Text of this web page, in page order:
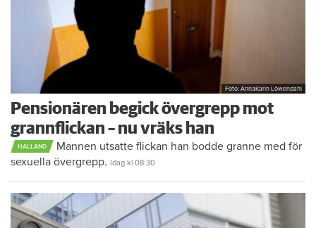
Foto: AnnaKarin Löwendahl
Pensionären begick övergrepp mot
grannflickan – nu vräks han
HALLAND
Mannen utsatte flickan han bodde granne med för
sexuella övergrepp.
Idag kl 08:30